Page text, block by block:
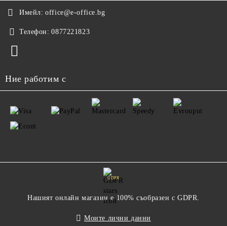
Имейл: office@e-office.bg
Телефон: 0877221823
Ние работим с
GDPR
Нашият онлайн магазин е 100% съобразен с GDPR.
Моите лични данни